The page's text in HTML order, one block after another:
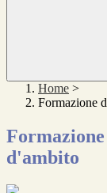
Home >
Formazione
d'ambito